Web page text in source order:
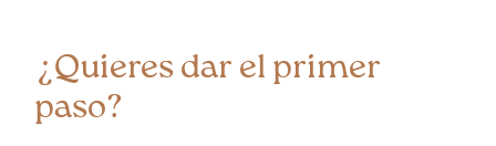
¿Quieres dar el primer
paso?